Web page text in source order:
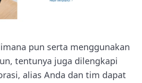
pun serta menggunakan
tentunya juga dilengkapi
alias Anda dan tim dapat